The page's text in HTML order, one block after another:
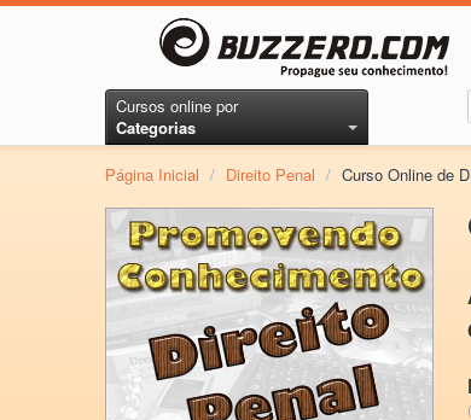
Cursos online por
Categorias
Página Inicial / Direito Penal / Curso Online de